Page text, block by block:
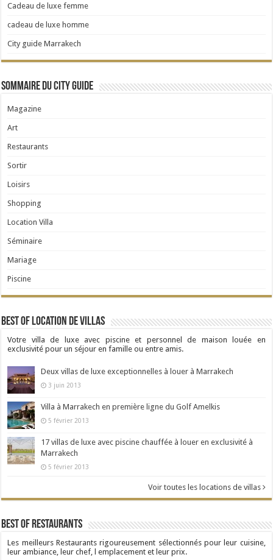
Cadeau de luxe femme
cadeau de luxe homme
City guide Marrakech
Sommaire du City Guide
Magazine
Art
Restaurants
Sortir
Loisirs
Shopping
Location Villa
Séminaire
Mariage
Piscine
Best Of Location de Villas
Votre villa de luxe avec piscine et personnel de maison louée en
exclusivité pour un séjour en famille ou entre amis.
Deux villas de luxe exceptionnelles à louer à Marrakech
3 juin 2013
Villa à Marrakech en première ligne du Golf Amelkis
5 février 2013
17 villas de luxe avec piscine chauffée à louer en exclusivité à
Marrakech
5 février 2013
Voir toutes les locations de villas
Best Of Restaurants
Les meilleurs Restaurants rigoureusement sélectionnés pour leur cuisine,
leur ambiance, leur chef, l emplacement et leur prix.